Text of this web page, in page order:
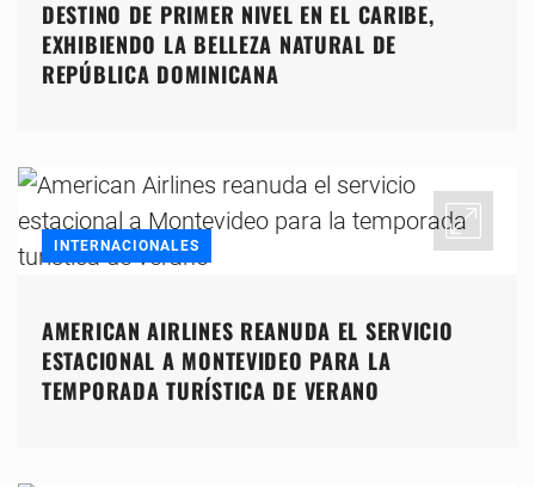
DESTINO DE PRIMER NIVEL EN EL CARIBE,
EXHIBIENDO LA BELLEZA NATURAL DE
REPÚBLICA DOMINICANA
INTERNACIONALES
AMERICAN AIRLINES REANUDA EL SERVICIO
ESTACIONAL A MONTEVIDEO PARA LA
TEMPORADA TURÍSTICA DE VERANO